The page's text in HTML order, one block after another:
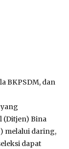
BKPSDM, dan
(Ditjen) Bina
melalui daring,
dapat